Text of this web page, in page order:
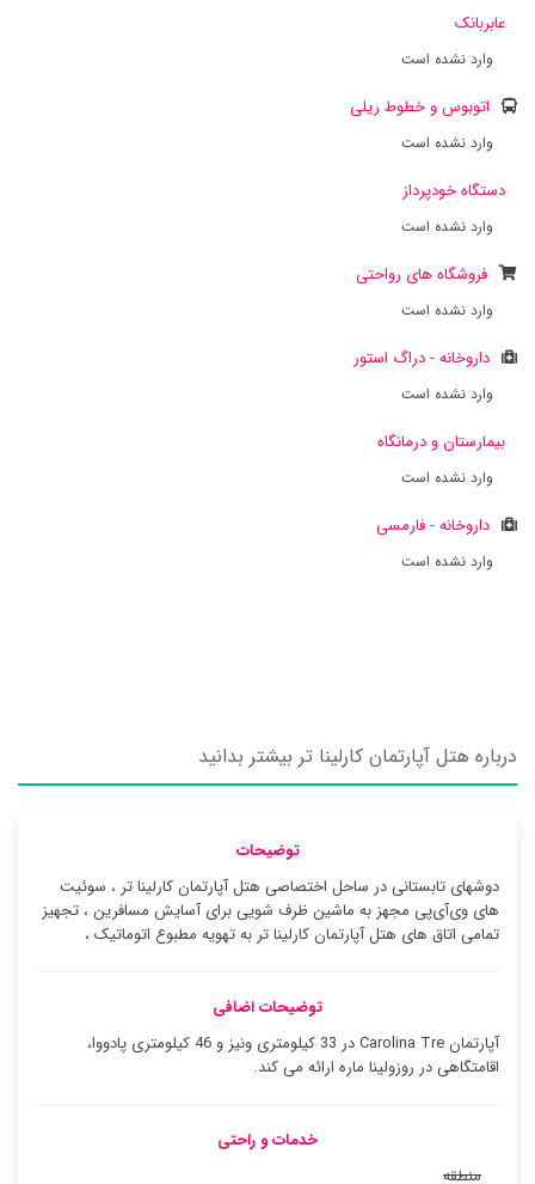
عابربانک
وارد نشده است
اتوبوس و خطوط ریلی
وارد نشده است
دستگاه خودپرداز
وارد نشده است
فروشگاه های رواحتی
وارد نشده است
داروخانه - دراگ استور
وارد نشده است
بیمارستان و درمانگاه
وارد نشده است
داروخانه - فارمسی
وارد نشده است
درباره هتل آپارتمان کارلینا تر بیشتر بدانید
توضیحات
دوشهای تابستانی در ساحل اختصاصی هتل آپارتمان کارلینا تر ، سوئیت
‌های وی‌آی‌پی مجهز به ماشین ظرف شویی برای آسایش مسافرین ، تجهیز
تمامی اتاق های هتل آپارتمان کارلینا تر به تهویه مطبوع اتوماتیک ،
توضیحات اضافی
آپارتمان Carolina Tre در 33 کیلومتری ونیز و 46 کیلومتری پادووا،
اقامتگاهی در روزولینا ماره ارائه می کند.
خدمات و راحتی
منطقه